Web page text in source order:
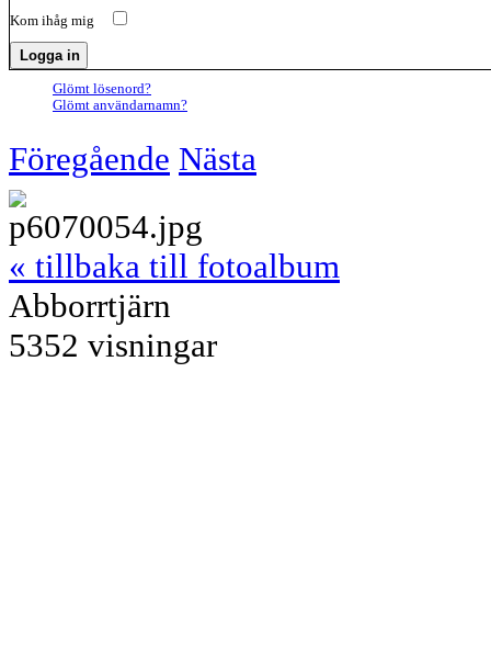
Kom ihåg mig
Glömt lösenord?
Glömt användarnamn?
Föregående Nästa
« tillbaka till fotoalbum
Abborrtjärn
5352 visningar